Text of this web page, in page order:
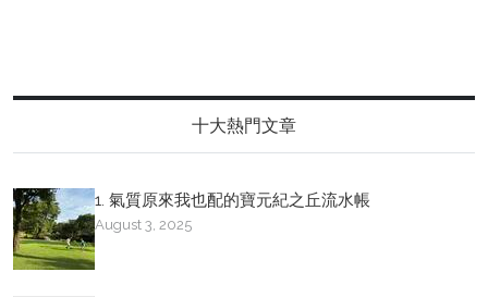
十大熱門文章
1. 氣質原來我也配的寶元紀之丘流水帳
August 3, 2025